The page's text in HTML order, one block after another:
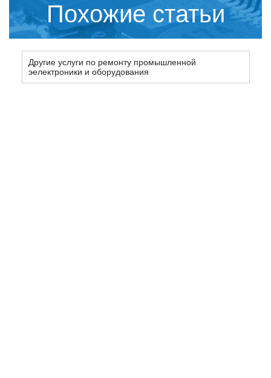
Похожие статьи
Другие услуги по ремонту промышленной
эелектроники и оборудования